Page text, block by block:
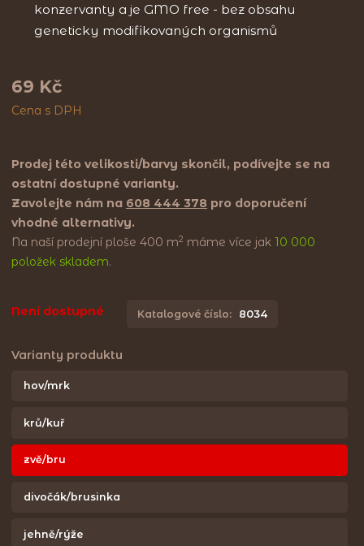
konzervanty a je GMO free - bez obsahu
geneticky modifikovaných organismů
69 Kč
Cena s DPH
Prodej této velikosti/barvy skončil, podívejte se na
ostatní dostupné varianty.
Zavolejte nám na 608 444 378 pro doporučení
vhodné alternativy.
Na naší prodejní ploše 400 m2 máme více jak 10 000
položek skladem.
Není dostupné Katalogové číslo: 8034
Varianty produktu
hov/mrk
krů/kuř
zvě/bru
divočák/brusinka
jehně/rýže